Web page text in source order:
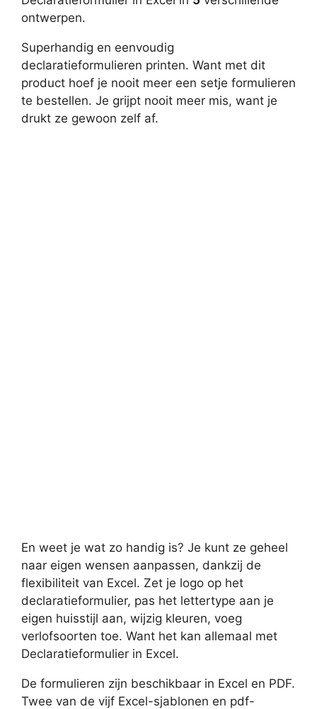
ontwerpen.
Superhandig en eenvoudig
declaratieformulieren printen. Want met dit
product hoef je nooit meer een setje formulieren
te bestellen. Je grijpt nooit meer mis, want je
drukt ze gewoon zelf af.
En weet je wat zo handig is? Je kunt ze geheel
naar eigen wensen aanpassen, dankzij de
flexibiliteit van Excel. Zet je logo op het
declaratieformulier, pas het lettertype aan je
eigen huisstijl aan, wijzig kleuren, voeg
verlofsoorten toe. Want het kan allemaal met
Declaratieformulier in Excel.
De formulieren zijn beschikbaar in Excel en PDF.
Twee van de vijf Excel-sjablonen en pdf-